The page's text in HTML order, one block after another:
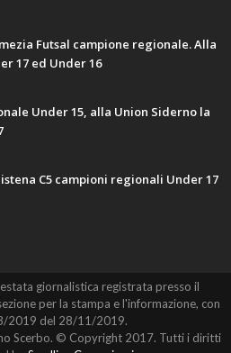
Futsal campione regionale. Alla
17 ed Under 16
Under 15, alla Union Siderno la
C5 campioni regionali Under 17
giornalistica registrata presso il
per la stampa e l'informazione, con
2019 del 28/11/2019.
Scerbo. © Copyright 2017. Tutti i diritti